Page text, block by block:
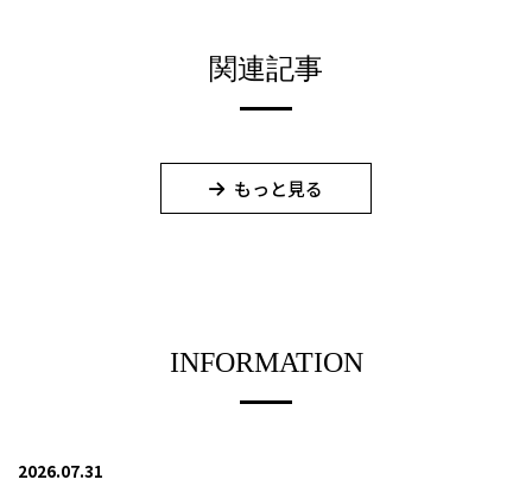
関連記事
もっと見る
INFORMATION
2026.07.31